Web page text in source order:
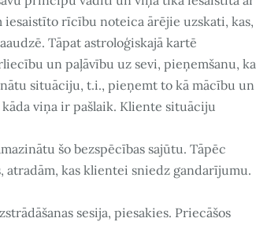
rīcību noteica ārējie uzskati, kas,
Tāpat astroloģiskajā kartē
un paļāvību uz sevi, pieņemšanu, ka
situāciju, t.i., pieņemt to kā mācību un
viņa ir pašlaik. Kliente situāciju
šo bezspēcības sajūtu. Tāpēc
atradām, kas klientei sniedz gandarījumu.
sesija, piesakies. Priecāšos